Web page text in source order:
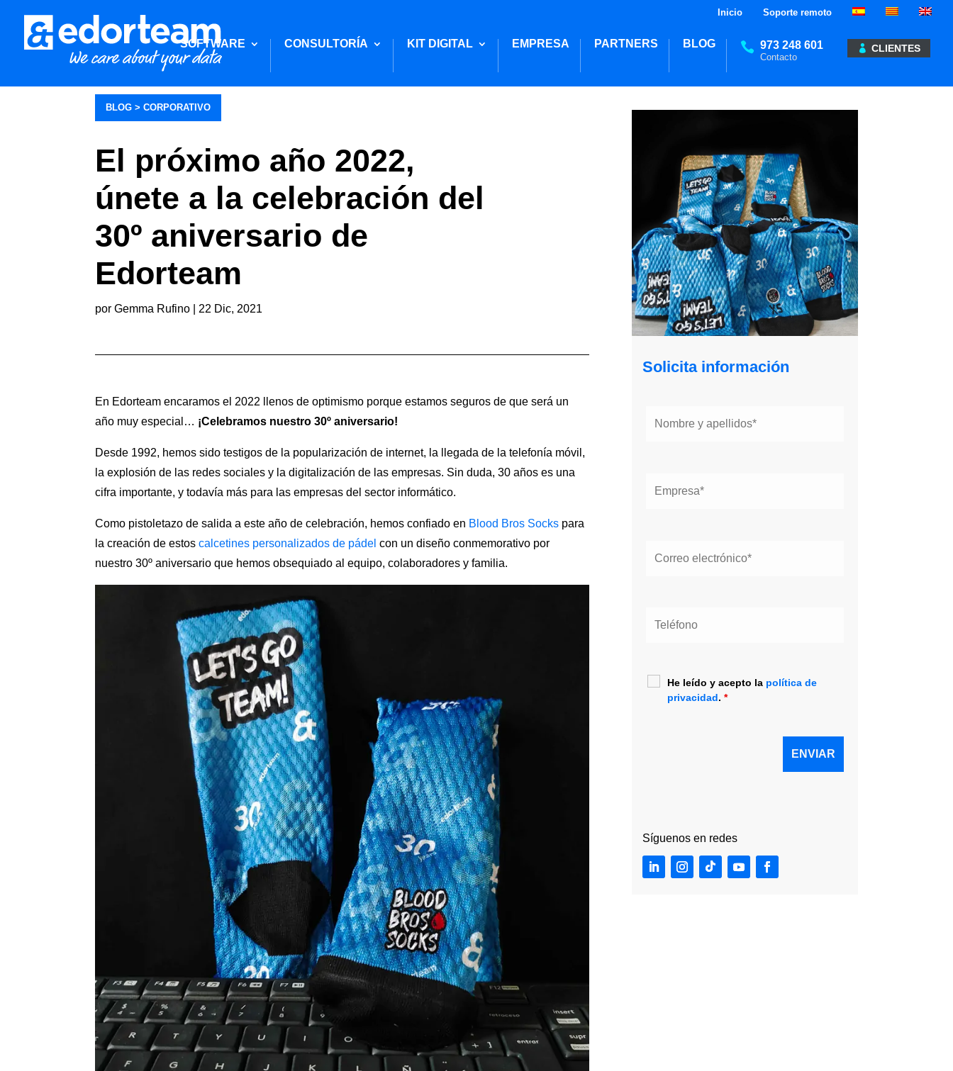
Inicio Soporte remoto
SOFTWARE CONSULTORÍA KIT DIGITAL EMPRESA PARTNERS BLOG 973 248 601 CLIENTES
BLOG >CORPORATIVO
El próximo año 2022,
únete a la celebración del
30º aniversario de
Edorteam
porGemma Rufino 22 Dic, 2021
En Edorteam encaramos el 2022 llenos de optimismo porque estamos seguros de que será un
año muy especial… ¡Celebramos nuestro 30º aniversario!
Desde 1992, hemos sido testigos de la popularización de internet, la llegada de la telefonía móvil,
la explosión de las redes sociales y la digitalización de las empresas. Sin duda, 30 años es una
cifra importante, y todavía más para las empresas del sector informático.
Como pistoletazo de salida a este año de celebración, hemos confiado en Blood Bros Socks para
la creación de estoscalcetines personalizados de pádel con un diseño conmemorativo por
nuestro 30º aniversario que hemos obsequiado al equipo, colaboradores y familia.
Solicita información
He leído y acepto la política de
privacidad. *
Síguenos en redes
privacidad .*